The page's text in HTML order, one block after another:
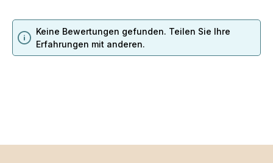
Keine Bewertungen gefunden. Teilen Sie Ihre
Erfahrungen mit anderen.